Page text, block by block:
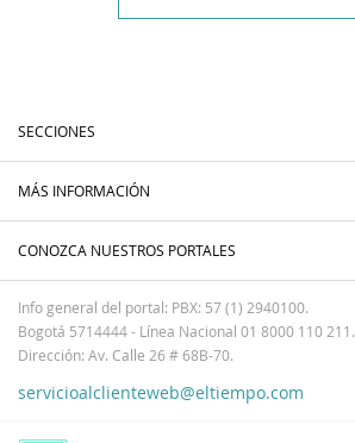
SECCIONES
MÁS INFORMACIÓN
CONOZCA NUESTROS PORTALES
Info general del portal: PBX: 57 (1) 2940100.
Bogotá 5714444 - Línea Nacional 01 8000 110 211.
Dirección: Av. Calle 26 # 68B-70.
servicioalclienteweb@eltiempo.com